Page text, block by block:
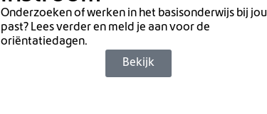
Onderzoeken of werken in het basisonderwijs bij jou
past? Lees verder en meld je aan voor de
oriëntatiedagen.
Bekijk